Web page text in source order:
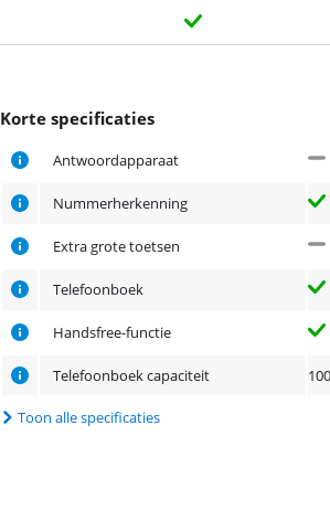
Korte specificaties
Antwoordapparaat
Nummerherkenning
Extra grote toetsen
Telefoonboek
Handsfree-functie
Telefoonboek capaciteit 100
Toon alle specificaties